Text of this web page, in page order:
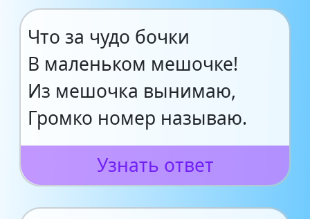
Что за чудо бочки
В маленьком мешочке!
Из мешочка вынимаю,
Громко номер называю.
Узнать ответ